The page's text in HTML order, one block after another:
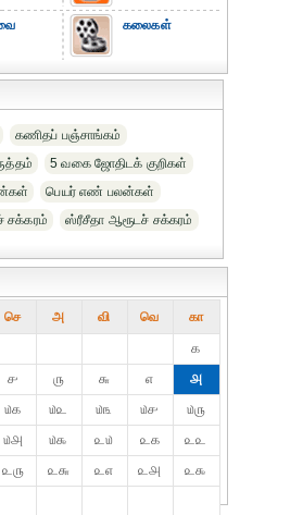
கலைகள்
கணிதப் பஞ்சாங்கம்
5 வகை ஜோதிடக் குறிகள்
பெயர் எண் பலன்கள்
சக்கரம்
ஸ்ரீசீதா ஆரூடச் சக்கரம்
செ அ வி வெ கா
௧
௪ ௫ ௬ ௭
௮
௰௧ ௰௨ ௰௩ ௰௪
௰௫
௰௮ ௰௯ ௨௰ ௨௧
௨௨
௨௫ ௨௬ ௨௭ ௨௮
௨௯